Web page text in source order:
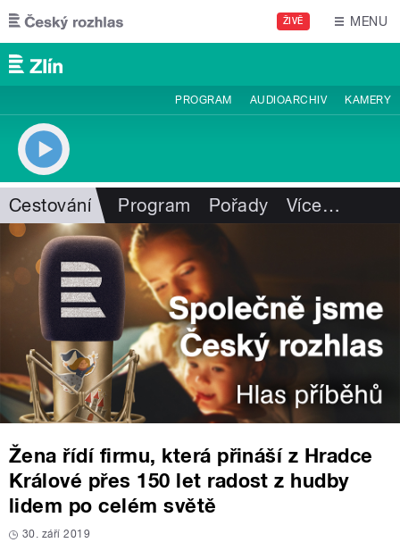
Přejít k hlavnímu obsahu
ŽIVĚ MENU
PROGRAM AUDIOARCHIV KAMERY
Cestování Program Pořady Více…
Žena řídí firmu, která přináší z Hradce
Králové přes 150 let radost z hudby
lidem po celém světě
30. září 2019